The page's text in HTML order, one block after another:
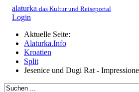
alaturka das Kultur und Reiseportal
Login
Aktuelle Seite:
Alaturka.Info
Kroatien
Split
Jesenice und Dugi Rat -